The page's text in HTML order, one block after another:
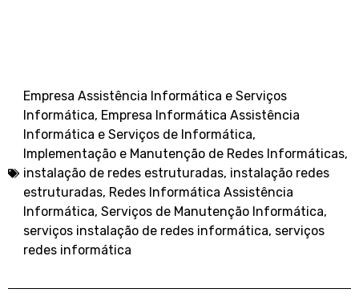
Empresa Assistência Informática e Serviços
Informática, Empresa Informática Assistência
Informática e Serviços de Informática,
Implementação e Manutenção de Redes Informáticas,
instalação de redes estruturadas, instalação redes
estruturadas, Redes Informática Assistência
Informática, Serviços de Manutenção Informática,
serviços instalação de redes informática, serviços
redes informática